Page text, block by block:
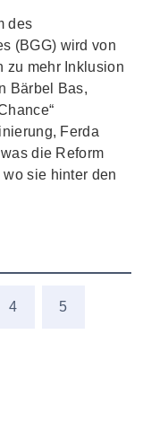
des
(BGG) wird von
zu mehr Inklusion
Bärbel Bas,
Ferda
die Reform
sie hinter den
4 5